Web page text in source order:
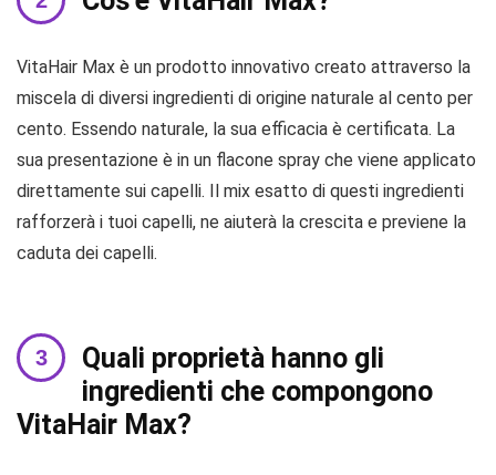
VitaHair Max è un prodotto innovativo creato attraverso la
miscela di diversi ingredienti di origine naturale al cento per
cento. Essendo naturale, la sua efficacia è certificata. La
sua presentazione è in un flacone spray che viene applicato
direttamente sui capelli. Il mix esatto di questi ingredienti
rafforzerà i tuoi capelli, ne aiuterà la crescita e previene la
caduta dei capelli.
Quali proprietà hanno gli
ingredienti che compongono
VitaHair Max?